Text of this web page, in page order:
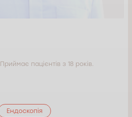
пацієнтів з 18 років.
Ендоскопія